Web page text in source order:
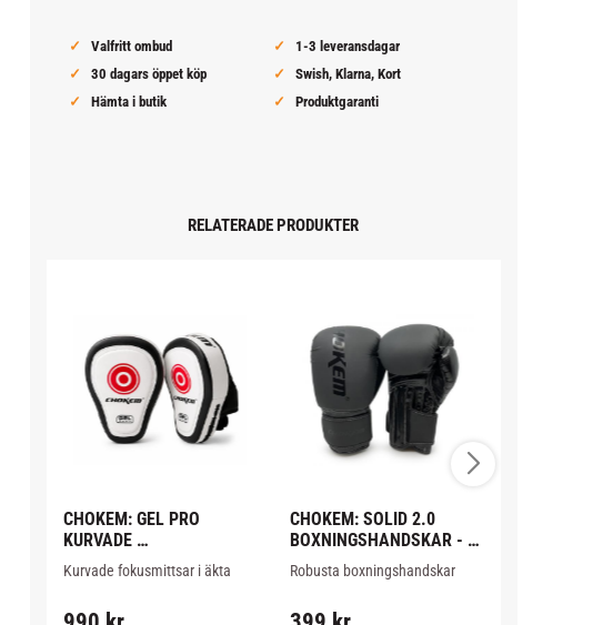
Valfritt ombud
1-3 leveransdagar
30 dagars öppet köp
Swish, Klarna, Kort
Hämta i butik
Produktgaranti
RELATERADE PRODUKTER
CHOKEM: GEL PRO
KURVADE
FOKUSMITTSAR - 1 PAR
Kurvade fokusmittsar i äkta
CHOKEM: SOLID 2.0
BOXNINGSHANDSKAR -
DARK
Robusta boxningshandskar